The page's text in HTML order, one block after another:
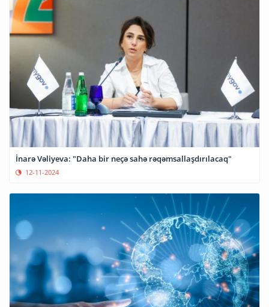
İnarə Vəliyeva: "Daha bir neçə sahə rəqəmsallaşdırılacaq"
12-11-2024